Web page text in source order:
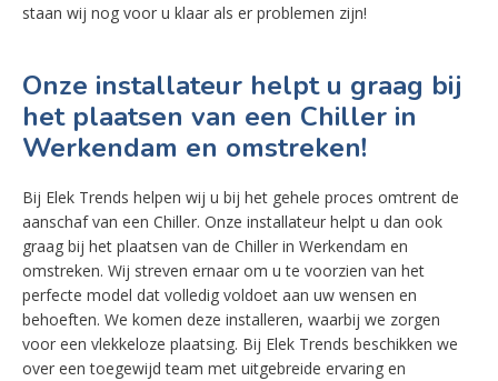
staan wij nog voor u klaar als er problemen zijn!
Onze installateur helpt u graag bij
het plaatsen van een Chiller in
Werkendam en omstreken!
Bij Elek Trends helpen wij u bij het gehele proces omtrent de
aanschaf van een Chiller. Onze installateur helpt u dan ook
graag bij het plaatsen van de Chiller in Werkendam en
omstreken. Wij streven ernaar om u te voorzien van het
perfecte model dat volledig voldoet aan uw wensen en
behoeften. We komen deze installeren, waarbij we zorgen
voor een vlekkeloze plaatsing. Bij Elek Trends beschikken we
over een toegewijd team met uitgebreide ervaring en